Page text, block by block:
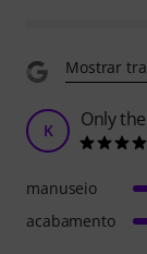
Mostrar
K Only
manuseio
acabamento